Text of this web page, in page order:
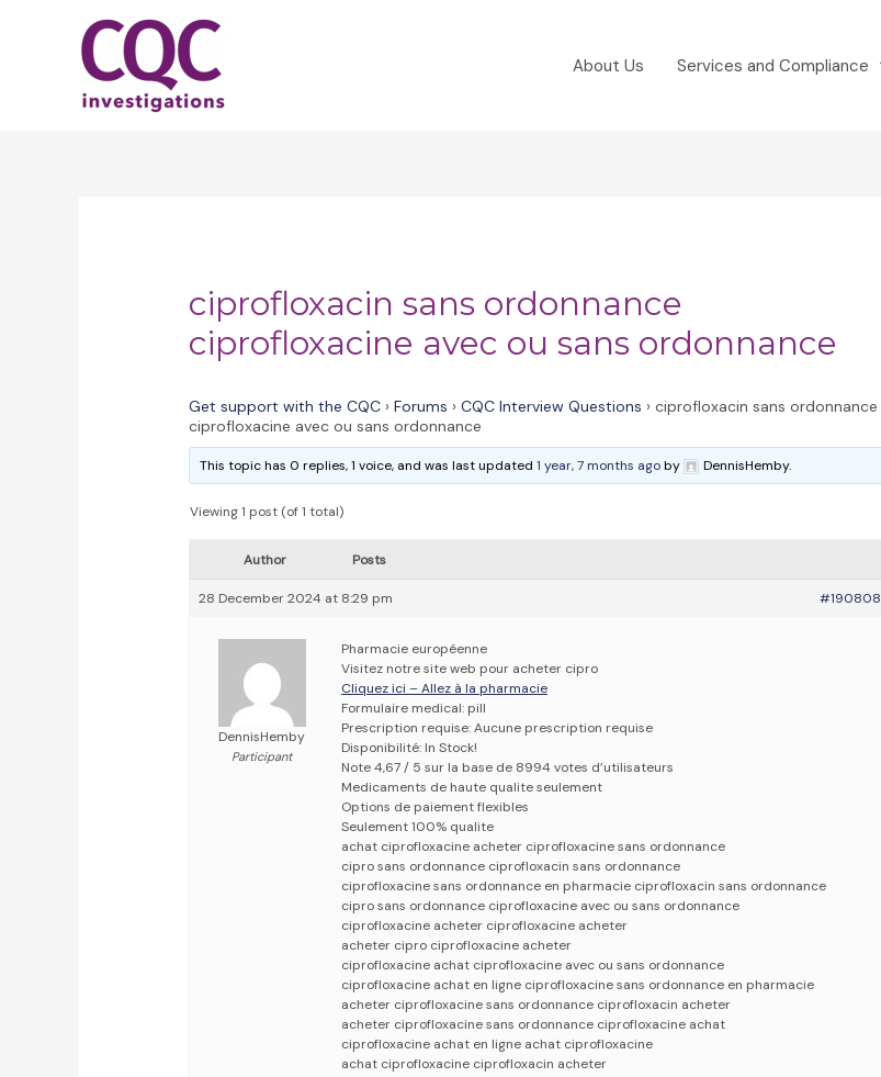
About Us Services and Compliance
ciprofloxacin sans ordonnance
ciprofloxacine avec ou sans ordonnance
Get support with the CQC › Forums › CQC Interview Questions › ciprofloxacin sans ordonnance
ciprofloxacine avec ou sans ordonnance
This topic has 0 replies, 1 voice, and was last updated1 year, 7 months agoby DennisHemby.
Viewing 1 post (of 1 total)
Author Posts
28 December 2024 at 8:29 pm #190808
DennisHemby
Participant
Pharmacie européenne
Visitez notre site web pour acheter cipro
Cliquez ici – Allez à la pharmacie
Formulaire medical: pill
Prescription requise: Aucune prescription requise
Disponibilité: In Stock!
Note 4,67 / 5 sur la base de 8994 votes d’utilisateurs
Medicaments de haute qualite seulement
Options de paiement flexibles
Seulement 100% qualite
achat ciprofloxacine acheter ciprofloxacine sans ordonnance
cipro sans ordonnance ciprofloxacin sans ordonnance
ciprofloxacine sans ordonnance en pharmacie ciprofloxacin sans ordonnance
cipro sans ordonnance ciprofloxacine avec ou sans ordonnance
ciprofloxacine acheter ciprofloxacine acheter
acheter cipro ciprofloxacine acheter
ciprofloxacine achat ciprofloxacine avec ou sans ordonnance
ciprofloxacine achat en ligne ciprofloxacine sans ordonnance en pharmacie
acheter ciprofloxacine sans ordonnance ciprofloxacin acheter
acheter ciprofloxacine sans ordonnance ciprofloxacine achat
ciprofloxacine achat en ligne achat ciprofloxacine
achat ciprofloxacine ciprofloxacin acheter